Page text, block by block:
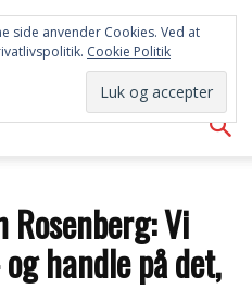
Rosenberg: Vi
handle på det,
side anvender Cookies. Ved at
Cookie Politik